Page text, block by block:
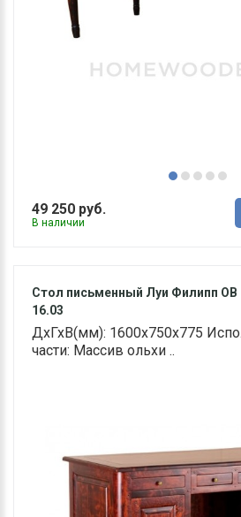
49 250 руб.
В наличии
Стол письменный Луи Филипп ОВ
16.03
ДхГхВ(мм): 1600х750х775
части: Массив ольхи ..